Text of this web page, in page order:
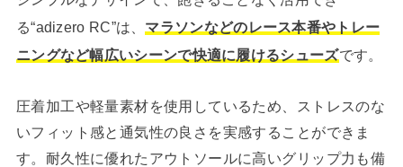
る“adizero RC”は、 マラソンなどのレース本番やトレー
ニングなど幅広いシーンで快適に履けるシューズです。
圧着加工や軽量素材を使用しているため、ストレスのな
いフィット感と通気性の良さを実感することができま
す。耐久性に優れたアウトソールに高いグリップ力も備